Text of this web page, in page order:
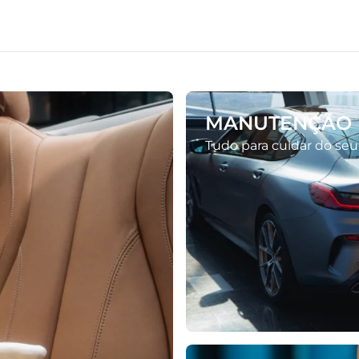
MANUTENÇÃO
Tudo para cuidar do